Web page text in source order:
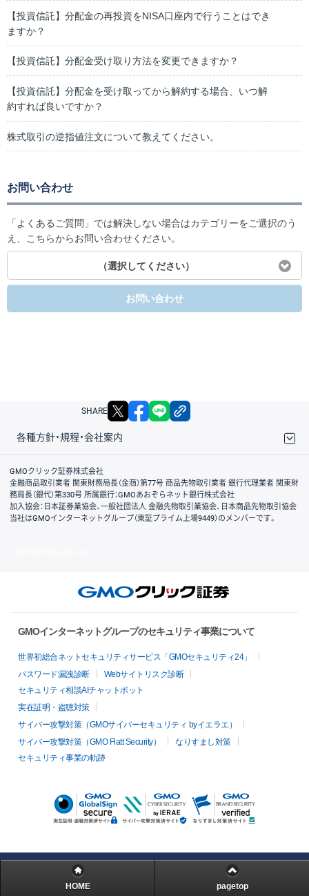
【投資信託】分配金の再投資をNISA口座内で行うことはでき
ますか？
【投資信託】分配金受け取り方法を変更できますか？
【投資信託】分配金を受け取ってから解約する場合、いつ解
約すれば良いですか？
株式取引の逆指値注文について教えてください。
お問い合わせ
「よくあるご質問」では解決しない場合はカテゴリーをご選択のう
え、こちらからお問い合わせください。
（選択してください）
お問い合わせ
SHARE X facebook
各種方針・規程・会社案内
取引規程・約款
サイトマップ
その他のご案内
個人情報保護方針
最良執行方針
サイトのご利用について
ディスクレイマー
信託保全
リスク説明
会社案内
GMOクリック証券株式会社
金融商品取引業者 関東財務局長（金商）第77号 商品先物取引業者 銀行代理業者 関東財
務局長（銀代）第330号 所属銀行：GMOあおぞらネット銀行株式会社
加入協会：日本証券業協会、一般社団法人 金融先物取引業協会、日本商品先物取引協会
当社はGMOインターネットグループ（東証プライム上場9449）のメンバーです。
GMOインターネットグループのセキュリティ事業について
世界初総合ネットセキュリティサービス「GMOセキュリティ24」
パスワード漏洩診断
Webサイトリスク診断
セキュリティ相談AIチャットボット
実在証明・盗聴対策
サイバー攻撃対策（GMOサイバーセキュリティ byイエラエ）
サイバー攻撃対策（GMO Flatt Security）
なりすまし対策
セキュリティ事業の軌跡
HOME pagetop